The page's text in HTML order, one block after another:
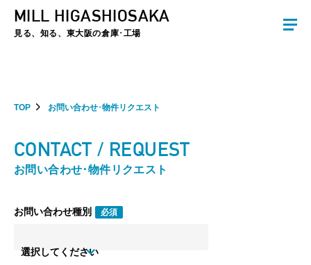
夏季休暇のお知らせ：2026年8月8日(土)～8月16日(日)まで休業とさせていた
MILL HIGASHIOSAKA
見る、知る、東大阪の倉庫･工場
TOP お問い合わせ･物件リクエスト
CONTACT / REQUEST
お問い合わせ･物件リクエスト
お問い合わせ種別 必須
選択してください